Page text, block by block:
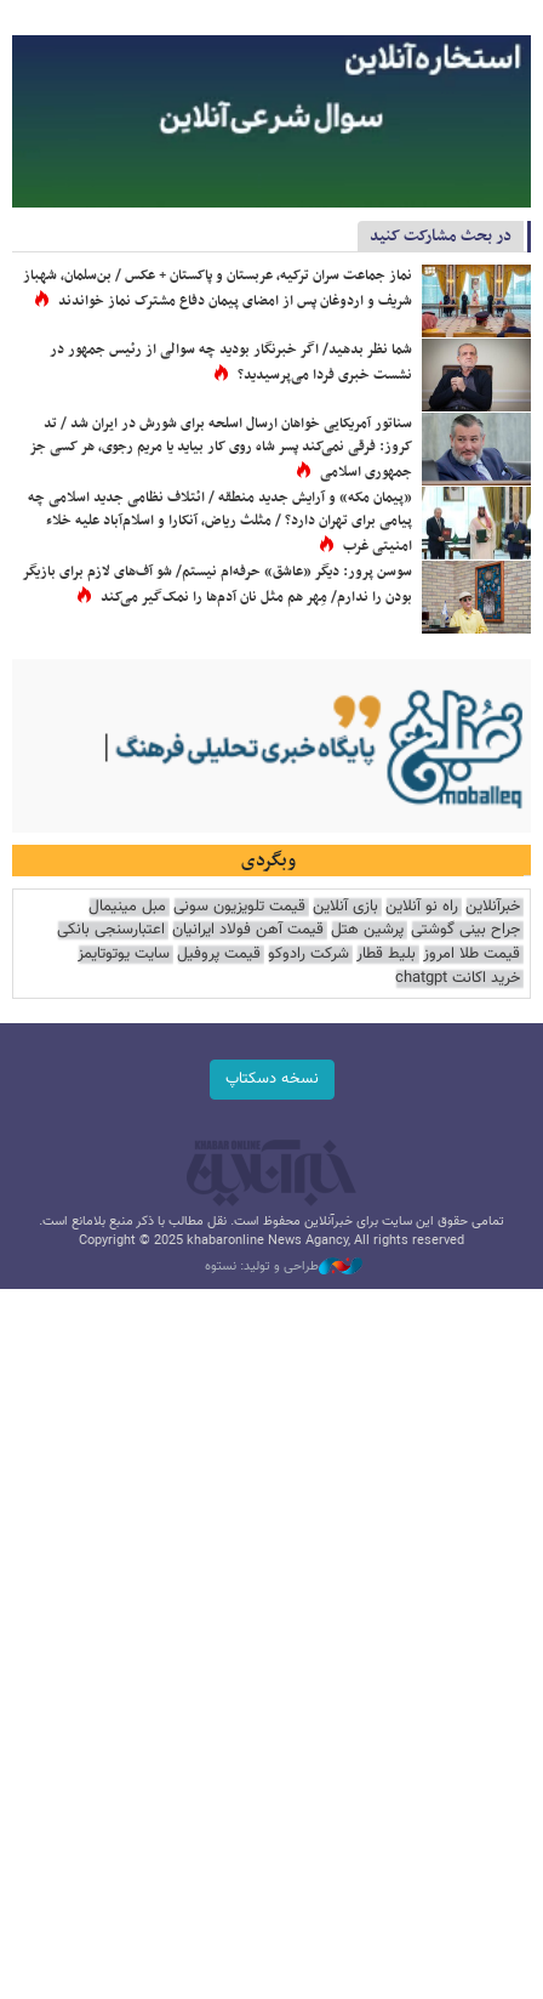
در بحث مشارکت کنید
نماز جماعت سران ترکیه، عربستان و پاکستان + عکس / بن‌سلمان، شهباز
شریف و اردوغان پس از امضای پیمان دفاع مشترک نماز خواندند
شما نظر بدهید/ اگر خبرنگار بودید چه سوالی از رئیس جمهور در
نشست خبری فردا می‌پرسیدید؟
سناتور آمریکایی خواهان ارسال اسلحه برای شورش در ایران شد / تد
کروز: فرقی نمی‌کند پسر شاه روی کار بیاید یا مریم رجوی، هر کسی جز
جمهوری اسلامی
«پیمان مکه» و آرایش جدید منطقه / ائتلاف نظامی جدید اسلامی چه
پیامی برای تهران دارد؟ / مثلث ریاض، آنکارا و اسلام‌آباد علیه خلاء
امنیتی غرب
سوسن پرور: دیگر «عاشق» حرفه‌ام نیستم/ شو آف‌های لازم برای بازیگر
بودن را ندارم/ مِهر هم مثل نان آدم‌ها را نمک‌گیر می‌کند
وبگردی
خبرآنلاین راه نو آنلاین بازی آنلاین قیمت تلویزیون سونی مبل مینیمال
جراح بینی گوشتی پرشین هتل قیمت آهن فولاد ایرانیان اعتبارسنجی بانکی
قیمت طلا امروز بلیط قطار شرکت رادوکو قیمت پروفیل سایت یوتوتایمز
خرید اکانت chatgpt
نسخه دسکتاپ
تمامی حقوق این سایت برای خبرآنلاین محفوظ است. نقل مطالب با ذکر منبع بلامانع است.
Copyright © 2025 khabaronline News Agancy, All rights reserved
طراحی و تولید: نستوه